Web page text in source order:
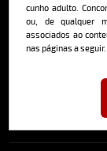
cunho adulto.
ou, de qualquer
associados ao
nas páginas a seguir.